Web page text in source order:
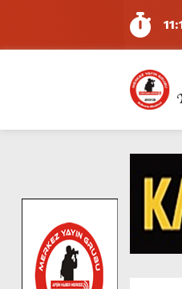
5:15